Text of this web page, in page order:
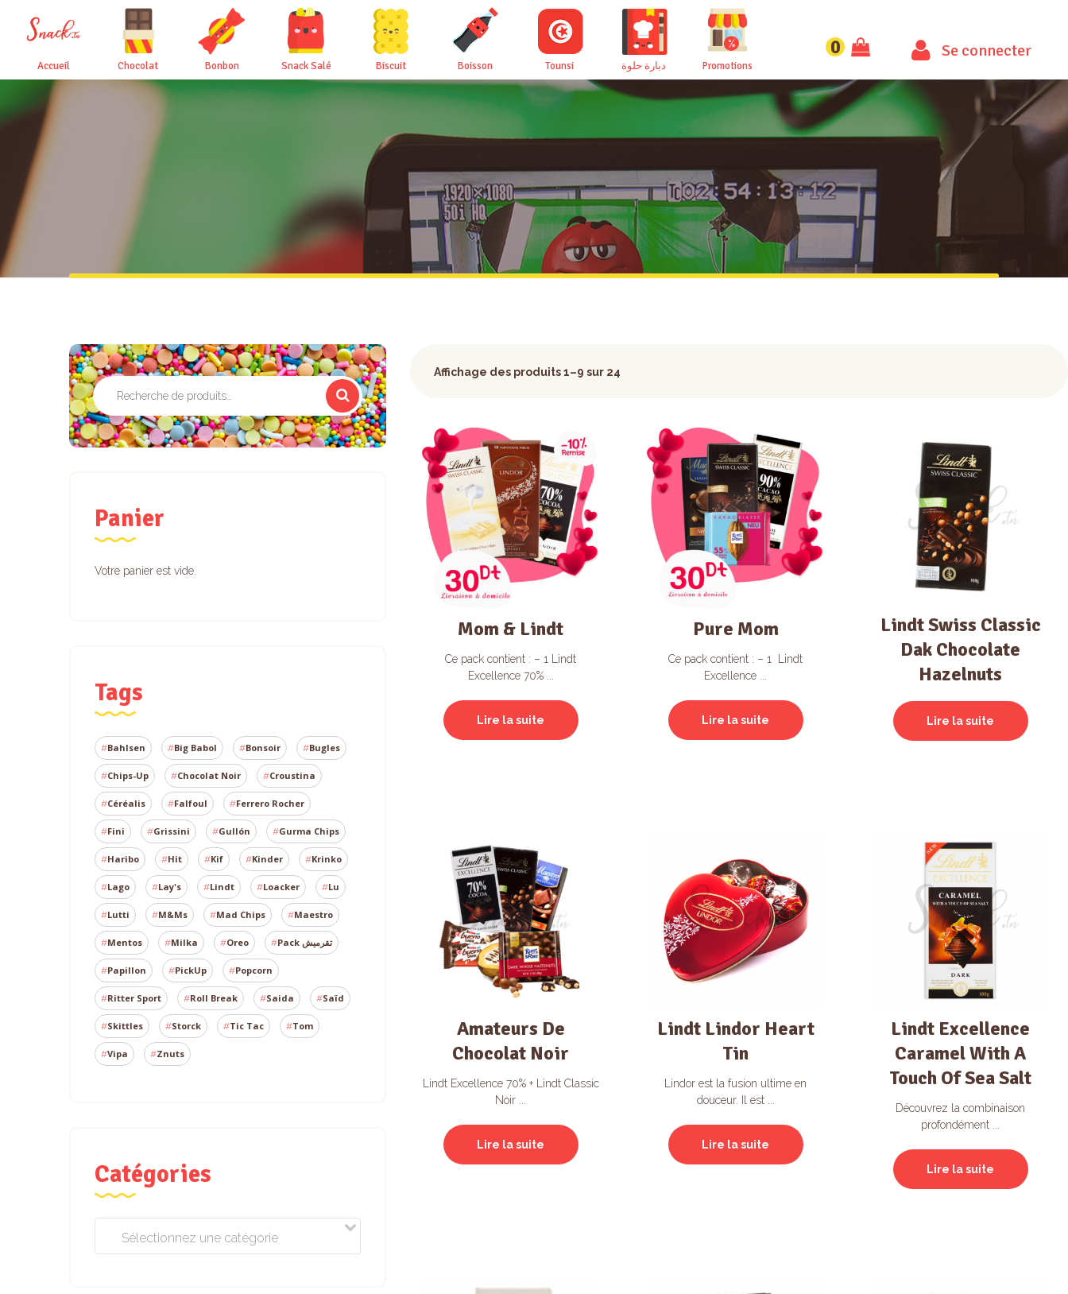
Accueil Chocolat Bonbon Snack Salé Biscuit Boisson Tounsi دبارة حلوة Promotions
0 Se connecter
Affichage des produits 1–9 sur 24
Mom & Lindt
Ce pack contient : – 1 Lindt
Excellence 70% ...
Lire la suite
Pure Mom
Ce pack contient : – 1 Lindt
Excellence ...
Lire la suite
Lindt Swiss Classic
Dak Chocolate
Hazelnuts
Lire la suite
Amateurs De
Chocolat Noir
Lindt Excellence 70% + Lindt Classic
Noir ...
Lire la suite
Lindt Lindor Heart
Tin
Lindor est la fusion ultime en
douceur. Il est ...
Lire la suite
Lindt Excellence
Caramel With A
Touch Of Sea Salt
Découvrez la combinaison
profondément ...
Lire la suite
Recherche
pour :
Panier
Votre panier est vide.
Tags
Bahlsen Big Babol Bonsoir Bugles
Chips-Up Chocolat Noir Croustina
Céréalis Falfoul Ferrero Rocher
Fini Grissini Gullón Gurma Chips
Haribo Hit Kif Kinder Krinko
Lago Lay's Lindt Loacker Lu
Lutti M&Ms Mad Chips Maestro
Mentos Milka Oreo Pack تقرميش
Papillon PickUp Popcorn
Ritter Sport Roll Break Saida Saïd
Skittles Storck Tic Tac Tom
Vipa Znuts
Catégories
Sélectionnez une catégorie